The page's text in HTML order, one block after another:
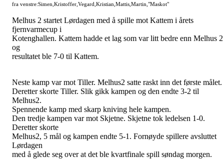
fra venstre:Simen,Kristoffer,Vegard,Kristian,Mattis,Martin,"Maskot"
Melhus 2 startet Lørdagen med å spille mot Kattem i årets
fjernvarmecup i
Kotenghallen. Kattem hadde et lag som var litt bedre enn Melhus 2
og
resultatet ble 7-0 til Kattem.
Neste kamp var mot Tiller. Melhus2 satte raskt inn det første målet.
Deretter skorte Tiller. Slik gikk kampen og den endte 3-2 til
Melhus2.
Spennende kamp med skarp kniving hele kampen.
Den tredje kampen var mot Skjetne. Skjetne tok ledelsen 1-0.
Deretter skorte
Melhus2, 5 mål og kampen endte 5-1. Fornøyde spillere avsluttet
Lørdagen
med å glede seg over at det ble kvartfinale spill søndag morgen.